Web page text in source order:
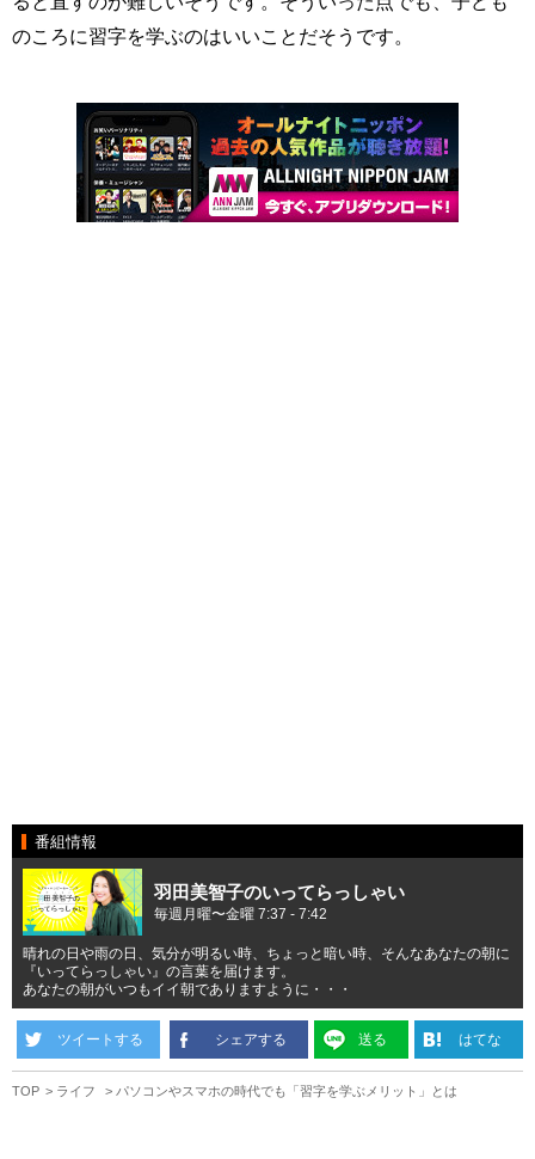
のころに習字を学ぶのはいいことだそうです。
番組情報
羽田美智子のいってらっしゃい
毎週月曜〜金曜 7:37 - 7:42
晴れの日や雨の日、気分が明るい時、ちょっと暗い時、そんなあなたの朝に
『いってらっしゃい』の言葉を届けます。
あなたの朝がいつもイイ朝でありますように・・・
ツイートする シェアする 送る はてな
TOP ライフ パソコンやスマホの時代でも「習字を学ぶメリット」とは